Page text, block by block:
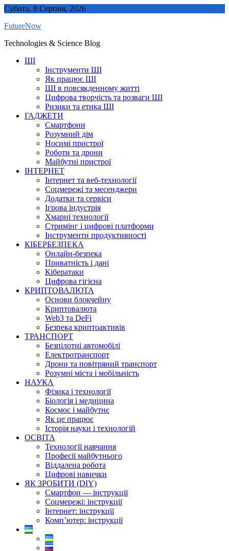
Skip
content
Субота, 8 Серпня, 2026
FutureNow
Technologies & Science Blog
ШІ
Інструменти ШІ
Як працює ШІ
ШІ в повсякденному житті
Цифрова творчість та розваги ШІ
Ризики та етика ШІ
ГАДЖЕТИ
Смартфони
Розумний дім
Носимі пристрої
Роботи та дрони
Майбутні пристрої
ІНТЕРНЕТ
Інтернет та веб-технології
Соцмережі та месенджери
Додатки та сервіси
Ігрова індустрія
Хмарні технології
Стримінг і цифрові платформи
Інструменти продуктивності
КІБЕРБЕЗПЕКА
Онлайн-безпека
Приватність і дані
Кібератаки
Цифрова гігієна
КРИПТОВАЛЮТА
Основи блокчейну
Криптовалюта
Web3 та DeFi
Безпека криптоактивів
ТРАНСПОРТ
Безпілотні автомобілі
Електротранспорт
Дрони та повітряний транспорт
Розумні міста і мобільність
НАУКА
Фізика і технології
Біологія і медицина
Космос і майбутнє
Як це працює
Історія науки і технологій
ОСВІТА
Технології навчання
Професії майбутнього
Віддалена робота
Цифрові навички
ЯК ЗРОБИТИ (DIY)
Смартфон — інструкції
Соцмережі: інструкції
Інтернет: інструкції
Комп’ютер: інструкції